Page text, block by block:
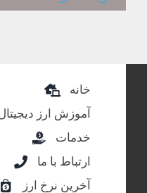
خانه
آموزش ارز
خدمات
ارتباط با ما
آخرین نرخ ارز